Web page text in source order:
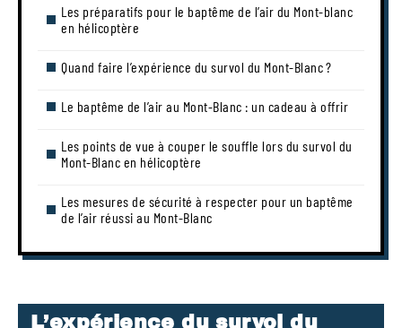
Les préparatifs pour le baptême de l’air du Mont-blanc
en hélicoptère
Quand faire l’expérience du survol du Mont-Blanc ?
Le baptême de l’air au Mont-Blanc : un cadeau à offrir
Les points de vue à couper le souffle lors du survol du
Mont-Blanc en hélicoptère
Les mesures de sécurité à respecter pour un baptême
de l’air réussi au Mont-Blanc
L’expérience du survol du